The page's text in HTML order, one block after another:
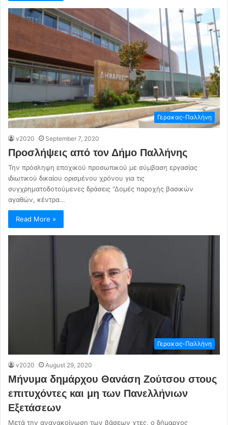
Γερακας-Παλλήνη
v2020 September 7, 2020
Προσλήψεις από τον Δήμο Παλλήνης
Την πρόσληψη εποχικού προσωπικού με σύμβαση εργασίας
ιδιωτικού δικαίου ορισμένου χρόνου για τις
συγχρηματοδοτούμενες δράσεις “Δομές παροχής βασικών
αγαθών, κέντρα…
Read More »
Γερακας-Παλλήνη
v2020 August 29, 2020
Μήνυμα δημάρχου Θανάση Ζούτσου στους
επιτυχόντες και μη των Πανελλήνιων
Εξετάσεων
Μετά την ανανακοίνωση των βάσεων χτες, ο δήμαρχος